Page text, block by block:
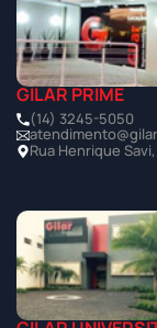
GILAR PRIME
(14) 3245-5050
Rua Henrique